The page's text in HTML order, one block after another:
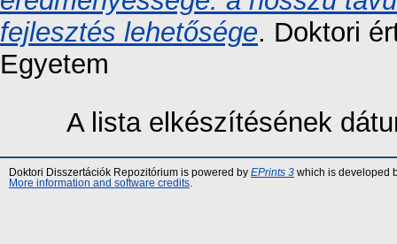
fejlesztés lehetősége. Doktori
Egyetem
A lista elkészítésének
Doktori Disszertációk Repozitórium is powered by EPrints 3 which is developed
More information and software credits